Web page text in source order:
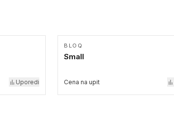
Uporedi
BLOQ
Small
Cena na upit